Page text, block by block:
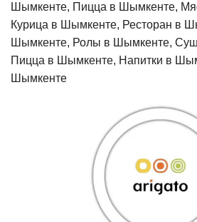
Шымкенте, Пицца в Шымкенте,
Курица в Шымкенте, Ресторан в
Шымкенте, Ролы в Шымкенте,
Пицца в Шымкенте, Напитки в
Шымкенте